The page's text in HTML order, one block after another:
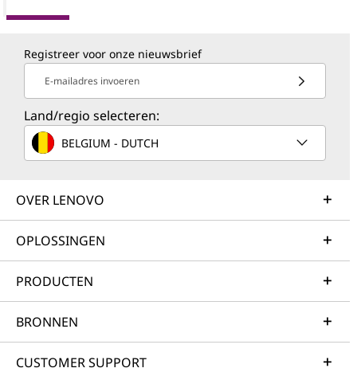
Registreer voor onze nieuwsbrief
E-mailadres invoeren
Land/regio selecteren:
BELGIUM - DUTCH
OVER LENOVO
OPLOSSINGEN
PRODUCTEN
BRONNEN
CUSTOMER SUPPORT